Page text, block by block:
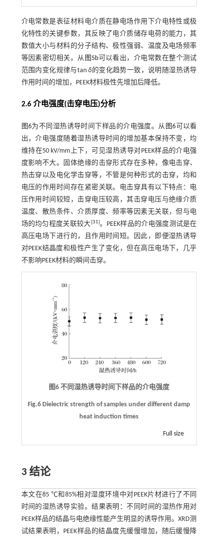
介电常数是表征材料电介质在静电场作用下介电特性或极
化特性的关键参数，其反映了电介质储存电荷的能力，其
数值大小与材料的分子结构、极性强弱、温度及电场频率
等因素密切相关。从 图5b 可以看出，介电常数在整个测试
范围内变化规律与tanδ 的变化趋势一致，说明随湿热诱导
作用时间的增加，PEEK材料极性先增加后降低。
2.6 介电强度(击穿电压)分析
图6为不同湿热诱导时间下样品的介电强度。从 图6 可以看
出，介电强度随着湿热诱导时间的增加基本保持不变，均
维持在50 kV/mm上下，可见湿热诱导对PEEK样品的介电强
度影响不大。固体绝缘的击穿形式存在多种，像电击穿、
热击穿以及电化学击穿等，不管是何种形式的击穿，均和
电压的作用时间存在紧密关联。电击穿具有以下特点：电
压作用时间较短，击穿电压较高，其击穿电压与绝缘介质
温度、散热条件、介质厚度、频率等因素无关联，但与电
场的均匀程度关联较大[31]。PEEK样品的介电强度测试是在
高压电场下进行的，且作用时间短。因此，即便湿热诱导
对PEEK结晶度和极性产生了变化，但在高压电场下，几乎
不影响PEEK材料的瞬间击穿。
图6 不同湿热诱导时间下样品的介电强度
Fig.6 Dielectric strength of samples under different damp
heat induction times
Full size
3 结论
本文在85 ℃和85%相对湿度环境中对PEEK片材进行了不同
时间的湿热诱导实验。结果表明：不同时间的湿热作用对
PEEK样品的结晶与电绝缘性能产生明显的诱导作用。XRD测
试结果表明，PEEK样品的结晶度先缓慢增加，随后缓慢降